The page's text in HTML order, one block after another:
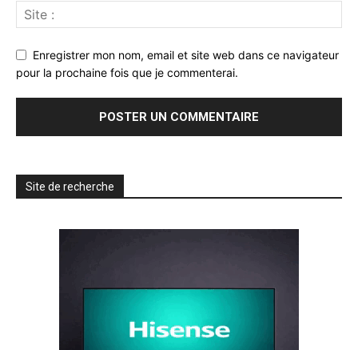
Enregistrer mon nom, email et site web dans ce navigateur
pour la prochaine fois que je commenterai.
Site de recherche